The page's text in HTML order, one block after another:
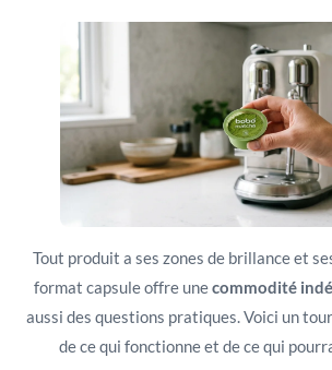
Tout produit a ses zones de brillance et
format capsule offre unecommodité
aussi des questions pratiques. Voici un
de ce qui fonctionne et de ce qui